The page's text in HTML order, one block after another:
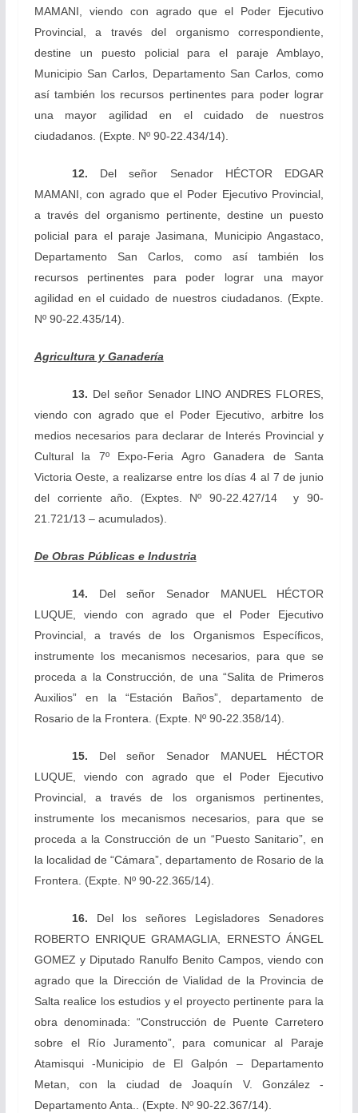
MAMANI, viendo con agrado que el Poder Ejecutivo
Provincial, a través del organismo correspondiente,
destine un puesto policial para el paraje Amblayo,
Municipio San Carlos, Departamento San Carlos, como
así también los recursos pertinentes para poder lograr
una mayor agilidad en el cuidado de nuestros
ciudadanos. (Expte. Nº 90-22.434/14).
12. Del señor Senador HÉCTOR EDGAR
MAMANI, con agrado que el Poder Ejecutivo Provincial,
a través del organismo pertinente, destine un puesto
policial para el paraje Jasimana, Municipio Angastaco,
Departamento San Carlos, como así también los
recursos pertinentes para poder lograr una mayor
agilidad en el cuidado de nuestros ciudadanos. (Expte.
Nº 90-22.435/14).
Agricultura y Ganadería
13. Del señor Senador LINO ANDRES FLORES,
viendo con agrado que el Poder Ejecutivo, arbitre los
medios necesarios para declarar de Interés Provincial y
Cultural la 7º Expo-Feria Agro Ganadera de Santa
Victoria Oeste, a realizarse entre los días 4 al 7 de junio
del corriente año. (Exptes. Nº 90-22.427/14 y 90-
21.721/13 – acumulados).
De Obras Públicas e Industria
14. Del señor Senador MANUEL HÉCTOR
LUQUE, viendo con agrado que el Poder Ejecutivo
Provincial, a través de los Organismos Específicos,
instrumente los mecanismos necesarios, para que se
proceda a la Construcción, de una “Salita de Primeros
Auxilios” en la “Estación Baños”, departamento de
Rosario de la Frontera. (Expte. Nº 90-22.358/14).
15. Del señor Senador MANUEL HÉCTOR
LUQUE, viendo con agrado que el Poder Ejecutivo
Provincial, a través de los organismos pertinentes,
instrumente los mecanismos necesarios, para que se
proceda a la Construcción de un “Puesto Sanitario”, en
la localidad de “Cámara”, departamento de Rosario de la
Frontera. (Expte. Nº 90-22.365/14).
16. Del los señores Legisladores Senadores
ROBERTO ENRIQUE GRAMAGLIA, ERNESTO ÁNGEL
GOMEZ y Diputado Ranulfo BenitoCampos, viendo con
agrado que la Dirección de Vialidad de la Provincia de
Salta realice los estudios y el proyecto pertinente para la
obra denominada: “Construcción de Puente Carretero
sobre el Río Juramento”, para comunicar al Paraje
Atamisqui -Municipio de El Galpón – Departamento
Metan, con la ciudad de Joaquín V. González -
Departamento Anta.. (Expte. Nº 90-22.367/14).